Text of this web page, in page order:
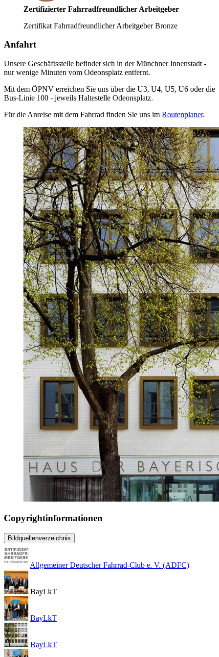
Zertifizierter Fahrradfreundlicher Arbeitgeber
Zertifikat Fahrradfreundlicher Arbeitgeber Bronze
Anfahrt
Unsere Geschäftsstelle befindet sich in der Münchner Innenstadt -
nur wenige Minuten vom Odeonsplatz entfernt.
Mit dem ÖPNV erreichen Sie uns über die U3, U4, U5, U6 oder die
Bus-Linie 100 - jeweils Haltestelle Odeonsplatz.
Für die Anreise mit dem Fahrrad finden Sie uns im Routenplaner.
Copyrightinformationen
Bildquellenverzeichnis
Allgemeiner Deutscher Fahrrad-Club e. V. (ADFC)
BayLkT
BayLkT
BayLkT